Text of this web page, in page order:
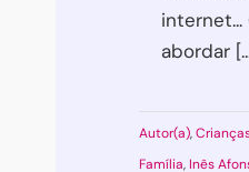
internet...
abordar
Autor(a),
Família, Inês